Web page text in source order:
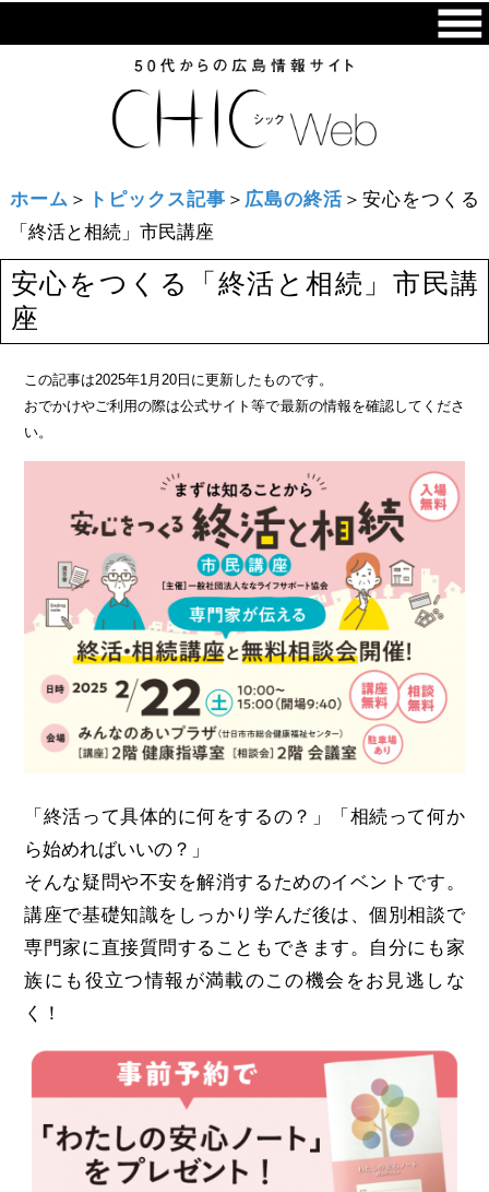
ホーム ＞ トピックス記事 ＞ 広島の終活 ＞安心をつくる
「終活と相続」市民講座
安心をつくる「終活と相続」市民講
座
この記事は2025年1月20日に更新したものです。
おでかけやご利用の際は公式サイト等で最新の情報を確認してくださ
い。
「終活って具体的に何をするの？」「相続って何か
ら始めればいいの？」
そんな疑問や不安を解消するためのイベントです。
講座で基礎知識をしっかり学んだ後は、個別相談で
専門家に直接質問することもできます。自分にも家
族にも役立つ情報が満載のこの機会をお見逃しな
く！